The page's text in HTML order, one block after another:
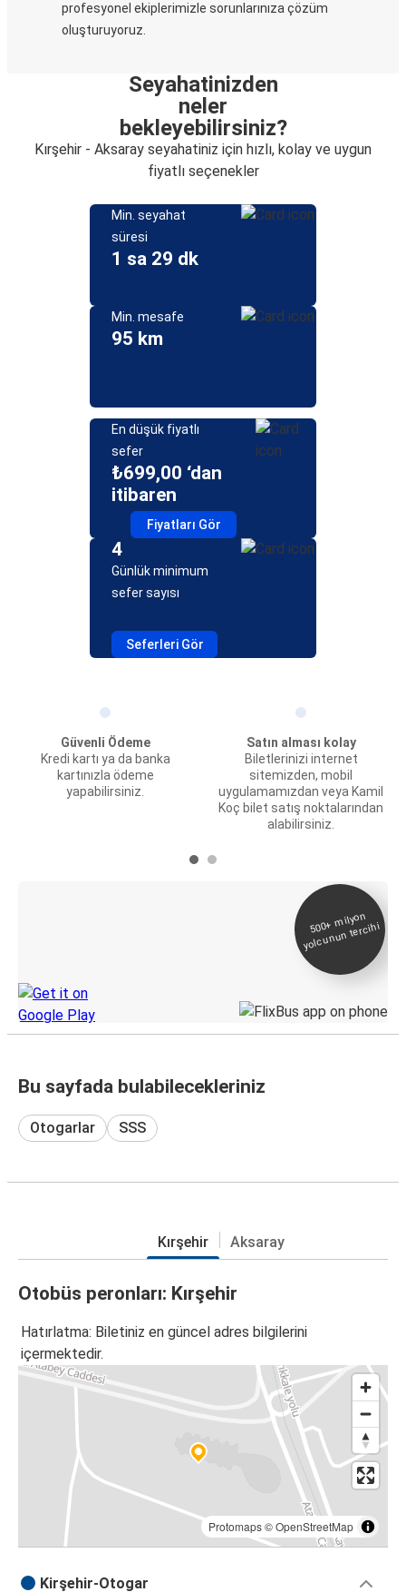
profesyonel ekiplerimizle sorunlarınıza çözüm
oluşturuyoruz.
Seyahatinizden
neler
bekleyebilirsiniz?
Kırşehir - Aksaray seyahatiniz için hızlı, kolay ve uygun
fiyatlı seçenekler
Min. seyahat
süresi
1 sa 29 dk
Min. mesafe
95 km
En düşük fiyatlı
sefer
₺699,00 ‘dan
itibaren
Fiyatları Gör
4
Günlük minimum
sefer sayısı
Seferleri Gör
Güvenli Ödeme
Kredi kartı ya da banka
kartınızla ödeme
yapabilirsiniz.
Satın alması kolay
Biletlerinizi internet
sitemizden, mobil
uygulamamızdan veya Kamil
Koç bilet satış noktalarından
alabilirsiniz.
500+
milyon
yolcunun tercihi
Bu sayfada bulabilecekleriniz
Otogarlar SSS
Kırşehir Aksaray
Otobüs peronları: Kırşehir
Hatırlatma: Biletiniz en güncel adres bilgilerini
içermektedir.
Protomaps©OpenStreetMap
Kirşehir-Otogar